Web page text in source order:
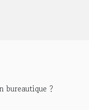
bureautique ?